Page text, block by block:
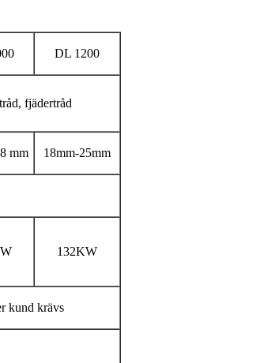
DL 1200
fjädertråd
mm 18mm-25mm
132KW
kund krävs